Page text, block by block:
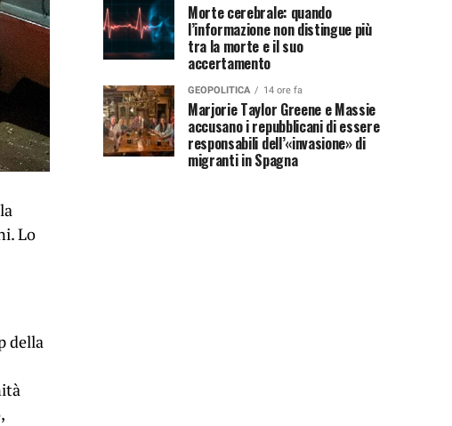
Lo
della
Morte cerebrale: quando
l’informazione non distingue più
tra la morte e il suo
accertamento
GEOPOLITICA 14 ore fa
Marjorie Taylor Greene e Massie
accusano i repubblicani di essere
responsabili dell’«invasione» di
migranti in Spagna